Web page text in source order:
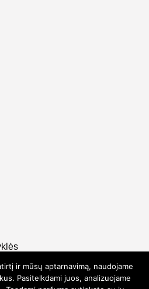
ir mūsų aptarnavimą, naudojame
Pasitelkdami juos, analizuojame